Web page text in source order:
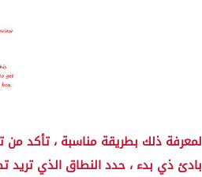
لمعرفة ذلك بطريقة مناسبة ، تأكد من
بادئ ذي بدء ، حدد النطاق الذي